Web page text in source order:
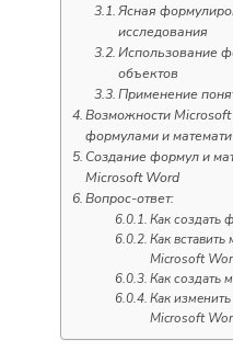
Ясная
исследования
Использование
объектов
Применение
Возможности
формулами и
Создание формул и
Microsoft Word
Вопрос-ответ:
Как создать
Как
Microsoft
Как создать
Как
Microsoft